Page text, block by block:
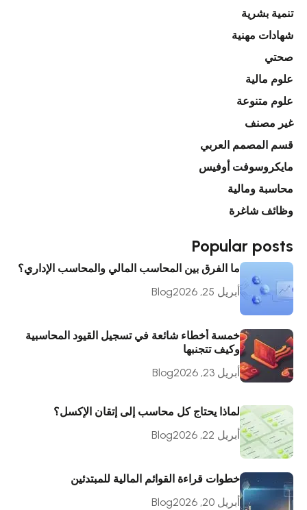
تنمية بشرية
شهادات مهنية
صحتي
علوم مالية
علوم متنوعة
غير مصنف
قسم المصمم العربي
مايكروسوفت أوفيس
محاسبة ومالية
وظائف شاغرة
Popular posts
ما الفرق بين المحاسب المالي والمحاسب الإداري؟
أبريل 25, 2026
Blog
خمسة أخطاء شائعة في تسجيل القيود المحاسبية
وكيف تتجنبها
أبريل 23, 2026
Blog
لماذا يحتاج كل محاسب إلى إتقان الإكسل؟
أبريل 22, 2026
Blog
خطوات قراءة القوائم المالية للمبتدئين
أبريل 20, 2026
Blog